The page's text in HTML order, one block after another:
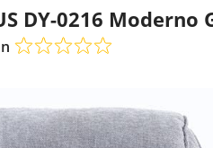
DY-0216 Moderno